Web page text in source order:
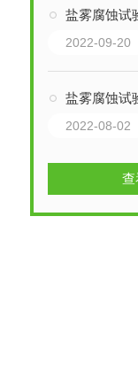
盐雾腐蚀试
2022-09-20
盐雾腐蚀试
2022-08-02
查